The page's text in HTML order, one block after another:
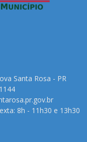
Santa Rosa - PR
8h - 11h30 e 13h30